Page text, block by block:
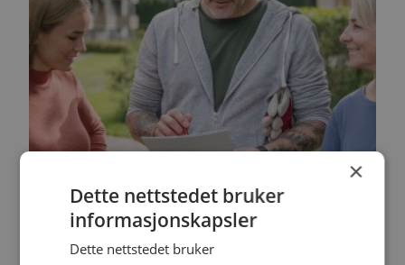
×
Dette nettstedet bruker
informasjonskapsler
Dette nettstedet bruker